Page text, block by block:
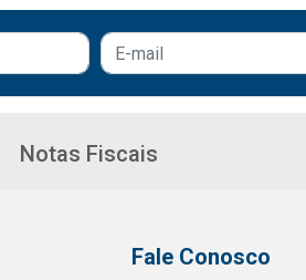
Notas Fiscais
Fale Conosco